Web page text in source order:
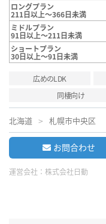
ロングプラン
211日以上～366日未満
ミドルプラン
91日以上～211日未満
ショートプラン
30日以上～91日未満
広めのLDK
同棲向け
北海道 札幌市中央区
お問合わせ
運営会社： 株式会社日動